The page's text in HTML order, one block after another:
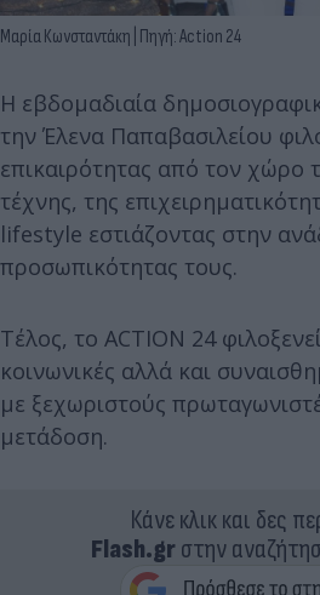
Μαρία Κωνσταντάκη | Πηγή: Action 24
Η εβδομαδιαία
την Έλενα Παπαβασιλείου
επικαιρότητας από τον χώρο
τέχνης, της
lifestyle εστιάζοντας στην
προσωπικότητας τους.
Tέλος, το ACTION 24
κοινωνικές αλλά και
με ξεχωριστούς
μετάδοση.
Κάνε κλικ και δες
Flash.grστην